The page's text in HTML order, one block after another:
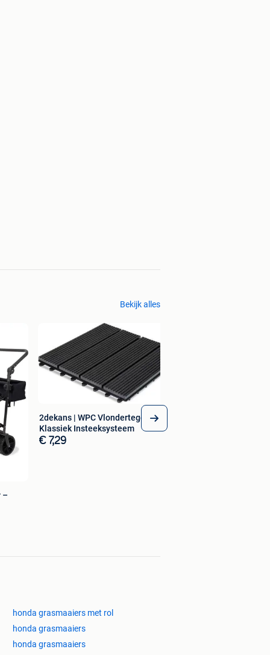
Bekijk alles
–
2dekans | WPC Vlondertegels -
Klassiek Insteeksysteem
€ 7,29
honda grasmaaiers met rol
honda grasmaaiers
honda grasmaaiers